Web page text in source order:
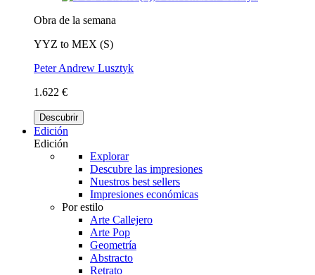
Obra de la semana
YYZ to MEX (S)
Peter Andrew Lusztyk
1.622 €
Descubrir
Edición
Edición
Explorar
Descubre las impresiones
Nuestros best sellers
Impresiones económicas
Por estilo
Arte Callejero
Arte Pop
Geometría
Abstracto
Retrato